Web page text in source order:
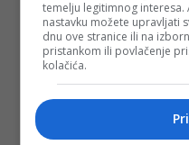
temelju legitimnog interesa.
nastavku možete upravljati
dnu ove stranice ili na
pristankom ili povlačenje
kolačića.